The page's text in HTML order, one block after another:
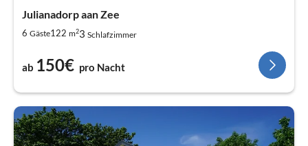
Julianadorp aan Zee
6 Gäste122 m23 Schlafzimmer
ab 150€ pro Nacht